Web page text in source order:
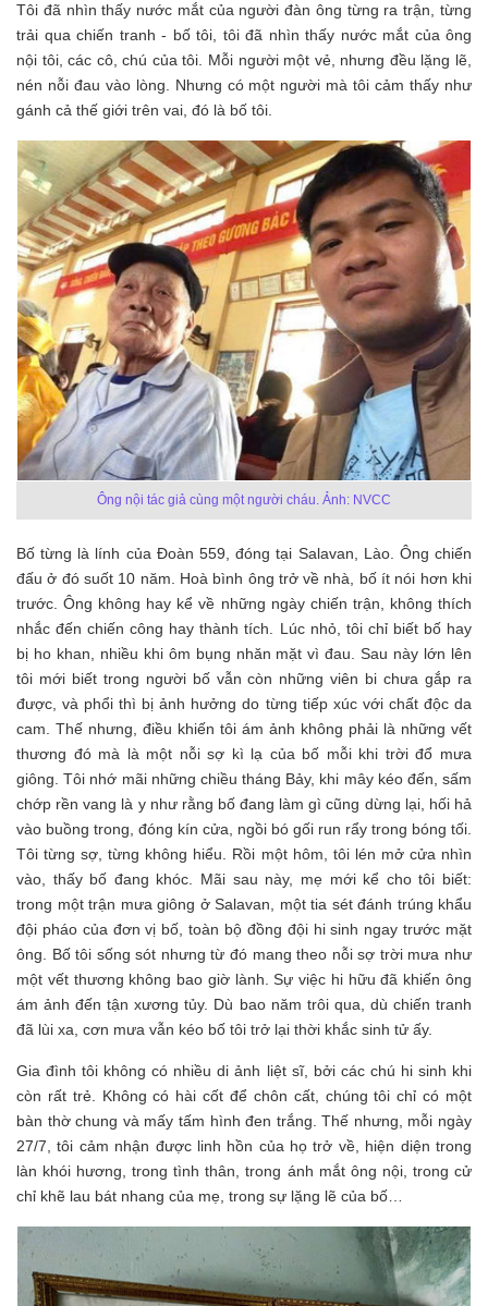
Tôi đã nhìn thấy nước mắt của người đàn ông từng ra trận, từng
trải qua chiến tranh - bố tôi, tôi đã nhìn thấy nước mắt của ông
nội tôi, các cô, chú của tôi. Mỗi người một vẻ, nhưng đều lặng lẽ,
nén nỗi đau vào lòng. Nhưng có một người mà tôi cảm thấy như
gánh cả thế giới trên vai, đó là bố tôi.
Ông nội tác giả cùng một người cháu. Ảnh: NVCC
Bố từng là lính của Đoàn 559, đóng tại Salavan, Lào. Ông chiến
đấu ở đó suốt 10 năm. Hoà bình ông trở về nhà, bố ít nói hơn khi
trước. Ông không hay kể về những ngày chiến trận, không thích
nhắc đến chiến công hay thành tích. Lúc nhỏ, tôi chỉ biết bố hay
bị ho khan, nhiều khi ôm bụng nhăn mặt vì đau. Sau này lớn lên
tôi mới biết trong người bố vẫn còn những viên bi chưa gắp ra
được, và phổi thì bị ảnh hưởng do từng tiếp xúc với chất độc da
cam. Thế nhưng, điều khiến tôi ám ảnh không phải là những vết
thương đó mà là một nỗi sợ kì lạ của bố mỗi khi trời đổ mưa
giông. Tôi nhớ mãi những chiều tháng Bảy, khi mây kéo đến, sấm
chớp rền vang là y như rằng bố đang làm gì cũng dừng lại, hối hả
vào buồng trong, đóng kín cửa, ngồi bó gối run rẩy trong bóng tối.
Tôi từng sợ, từng không hiểu. Rồi một hôm, tôi lén mở cửa nhìn
vào, thấy bố đang khóc. Mãi sau này, mẹ mới kể cho tôi biết:
trong một trận mưa giông ở Salavan, một tia sét đánh trúng khẩu
đội pháo của đơn vị bố, toàn bộ đồng đội hi sinh ngay trước mặt
ông. Bố tôi sống sót nhưng từ đó mang theo nỗi sợ trời mưa như
một vết thương không bao giờ lành. Sự việc hi hữu đã khiến ông
ám ảnh đến tận xương tủy. Dù bao năm trôi qua, dù chiến tranh
đã lùi xa, cơn mưa vẫn kéo bố tôi trở lại thời khắc sinh tử ấy.
Gia đình tôi không có nhiều di ảnh liệt sĩ, bởi các chú hi sinh khi
còn rất trẻ. Không có hài cốt để chôn cất, chúng tôi chỉ có một
bàn thờ chung và mấy tấm hình đen trắng. Thế nhưng, mỗi ngày
27/7, tôi cảm nhận được linh hồn của họ trở về, hiện diện trong
làn khói hương, trong tình thân, trong ánh mắt ông nội, trong cử
chỉ khẽ lau bát nhang của mẹ, trong sự lặng lẽ của bố…